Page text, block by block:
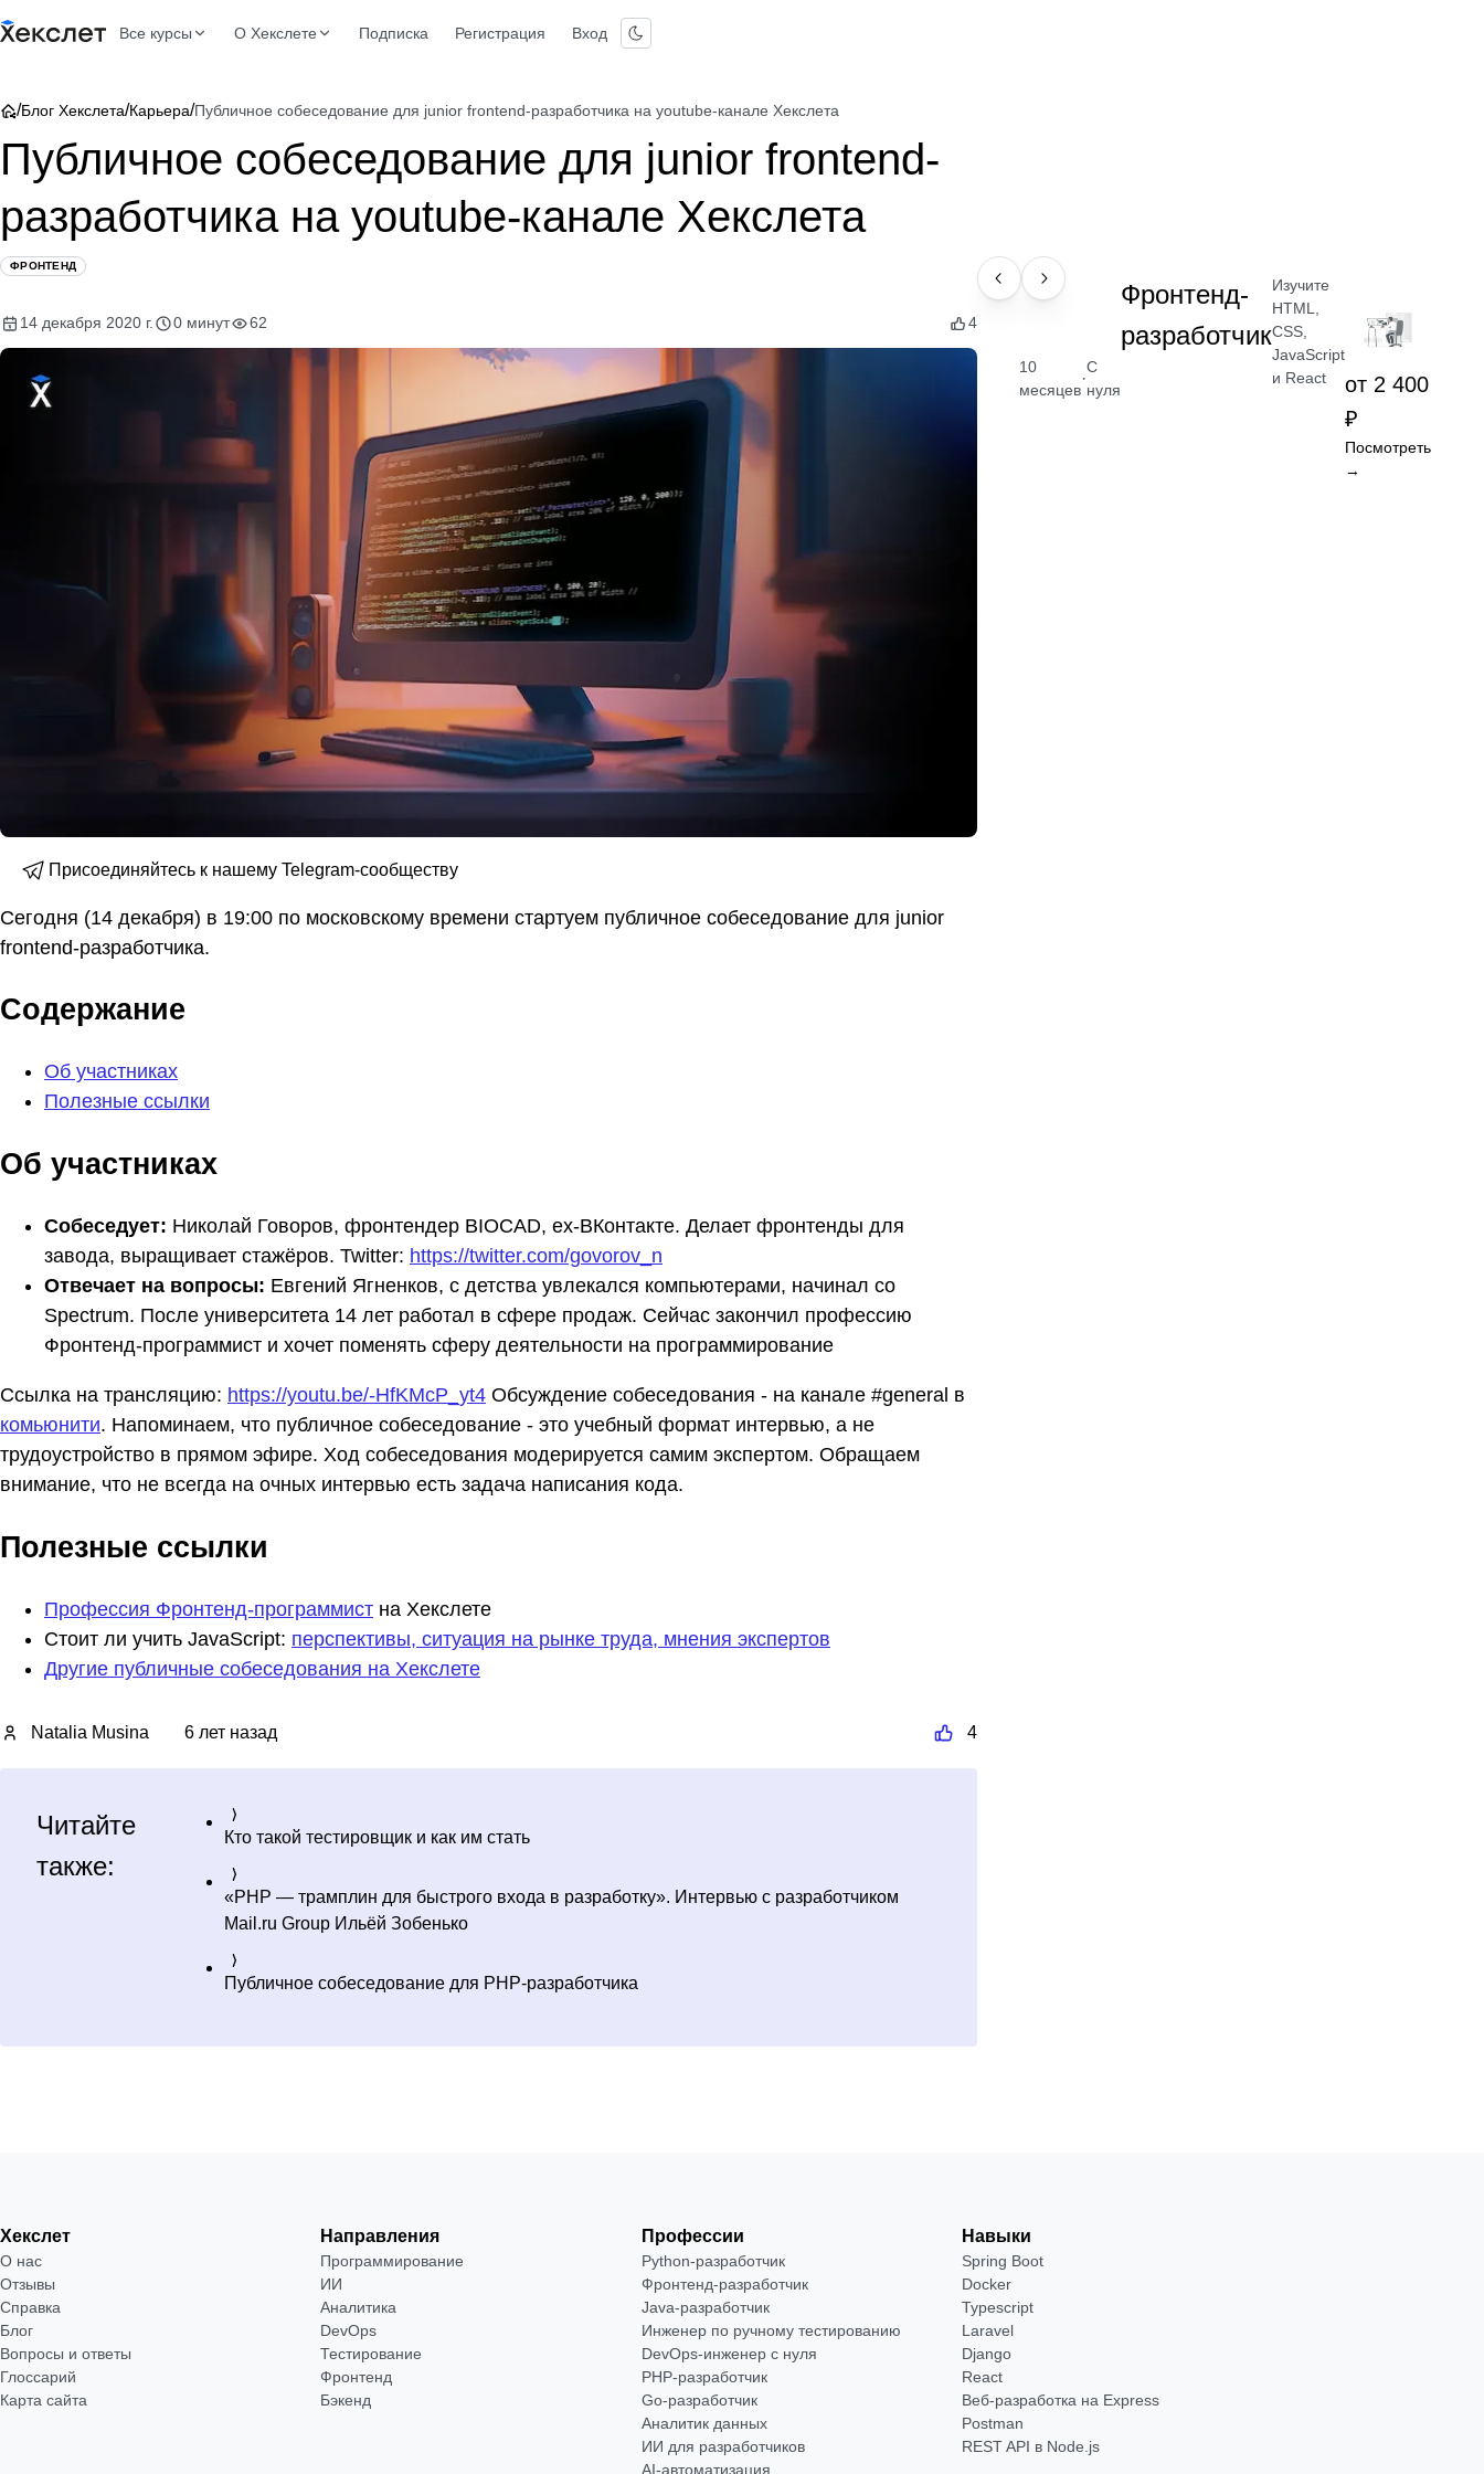
Все курсы О Хекслете Подписка Регистрация Вход
/Блог Хекслета/Карьера/Публичное собеседование для junior frontend-разработчика на youtube-канале Хекслета
Публичное собеседование для junior frontend-
разработчика на youtube-канале Хекслета
ФРОНТЕНД
14 декабря 2020 г. 0 минут 62 4
Присоединяйтесь к нашему Telegram-сообществу
Сегодня (14 декабря) в 19:00 по московскому времени стартуем публичное собеседование для junior
frontend-разработчика.
Содержание
Об участниках
Полезные ссылки
Об участниках
Собеседует: Николай Говоров, фронтендер BIOCAD, ex-ВКонтакте. Делает фронтенды для
завода, выращивает стажёров. Twitter: https://twitter.com/govorov_n
Отвечает на вопросы: Евгений Ягненков, с детства увлекался компьютерами, начинал со
Spectrum. После университета 14 лет работал в сфере продаж. Сейчас закончил профессию
Фронтенд-программист и хочет поменять сферу деятельности на программирование
Ссылка на трансляцию: https://youtu.be/-HfKMcP_yt4 Обсуждение собеседования - на канале #general в
комьюнити. Напоминаем, что публичное собеседование - это учебный формат интервью, а не
трудоустройство в прямом эфире. Ход собеседования модерируется самим экспертом. Обращаем
внимание, что не всегда на очных интервью есть задача написания кода.
Полезные ссылки
Профессия Фронтенд-программист на Хекслете
Стоит ли учить JavaScript: перспективы, ситуация на рынке труда, мнения экспертов
Другие публичные собеседования на Хекслете
Natalia Musina 6 лет назад 4
Читайте
также:
Кто такой тестировщик и как им стать
«PHP — трамплин для быстрого входа в разработку». Интервью с разработчиком
Mail.ru Group Ильёй Зобенько
Публичное собеседование для PHP-разработчика
ПРОФЕССИЯ
10
месяцев
·
С
нуля
Фронтенд-
разработчик
Изучите
HTML,
CSS,
JavaScript
и React
от 2 400
₽
Посмотреть
→
Хекслет
О нас
Отзывы
Справка
Блог
Вопросы и ответы
Глоссарий
Карта сайта
Направления
Программирование
ИИ
Аналитика
DevOps
Тестирование
Фронтенд
Бэкенд
Профессии
Python-разработчик
Фронтенд-разработчик
Java-разработчик
Инженер по ручному тестированию
DevOps-инженер с нуля
РНР-разработчик
Go-разработчик
Аналитик данных
ИИ для разработчиков
AI-автоматизация
Навыки
Spring Boot
Docker
Typescript
Laravel
Django
React
Веб-разработка на Express
Postman
REST API в Node.js